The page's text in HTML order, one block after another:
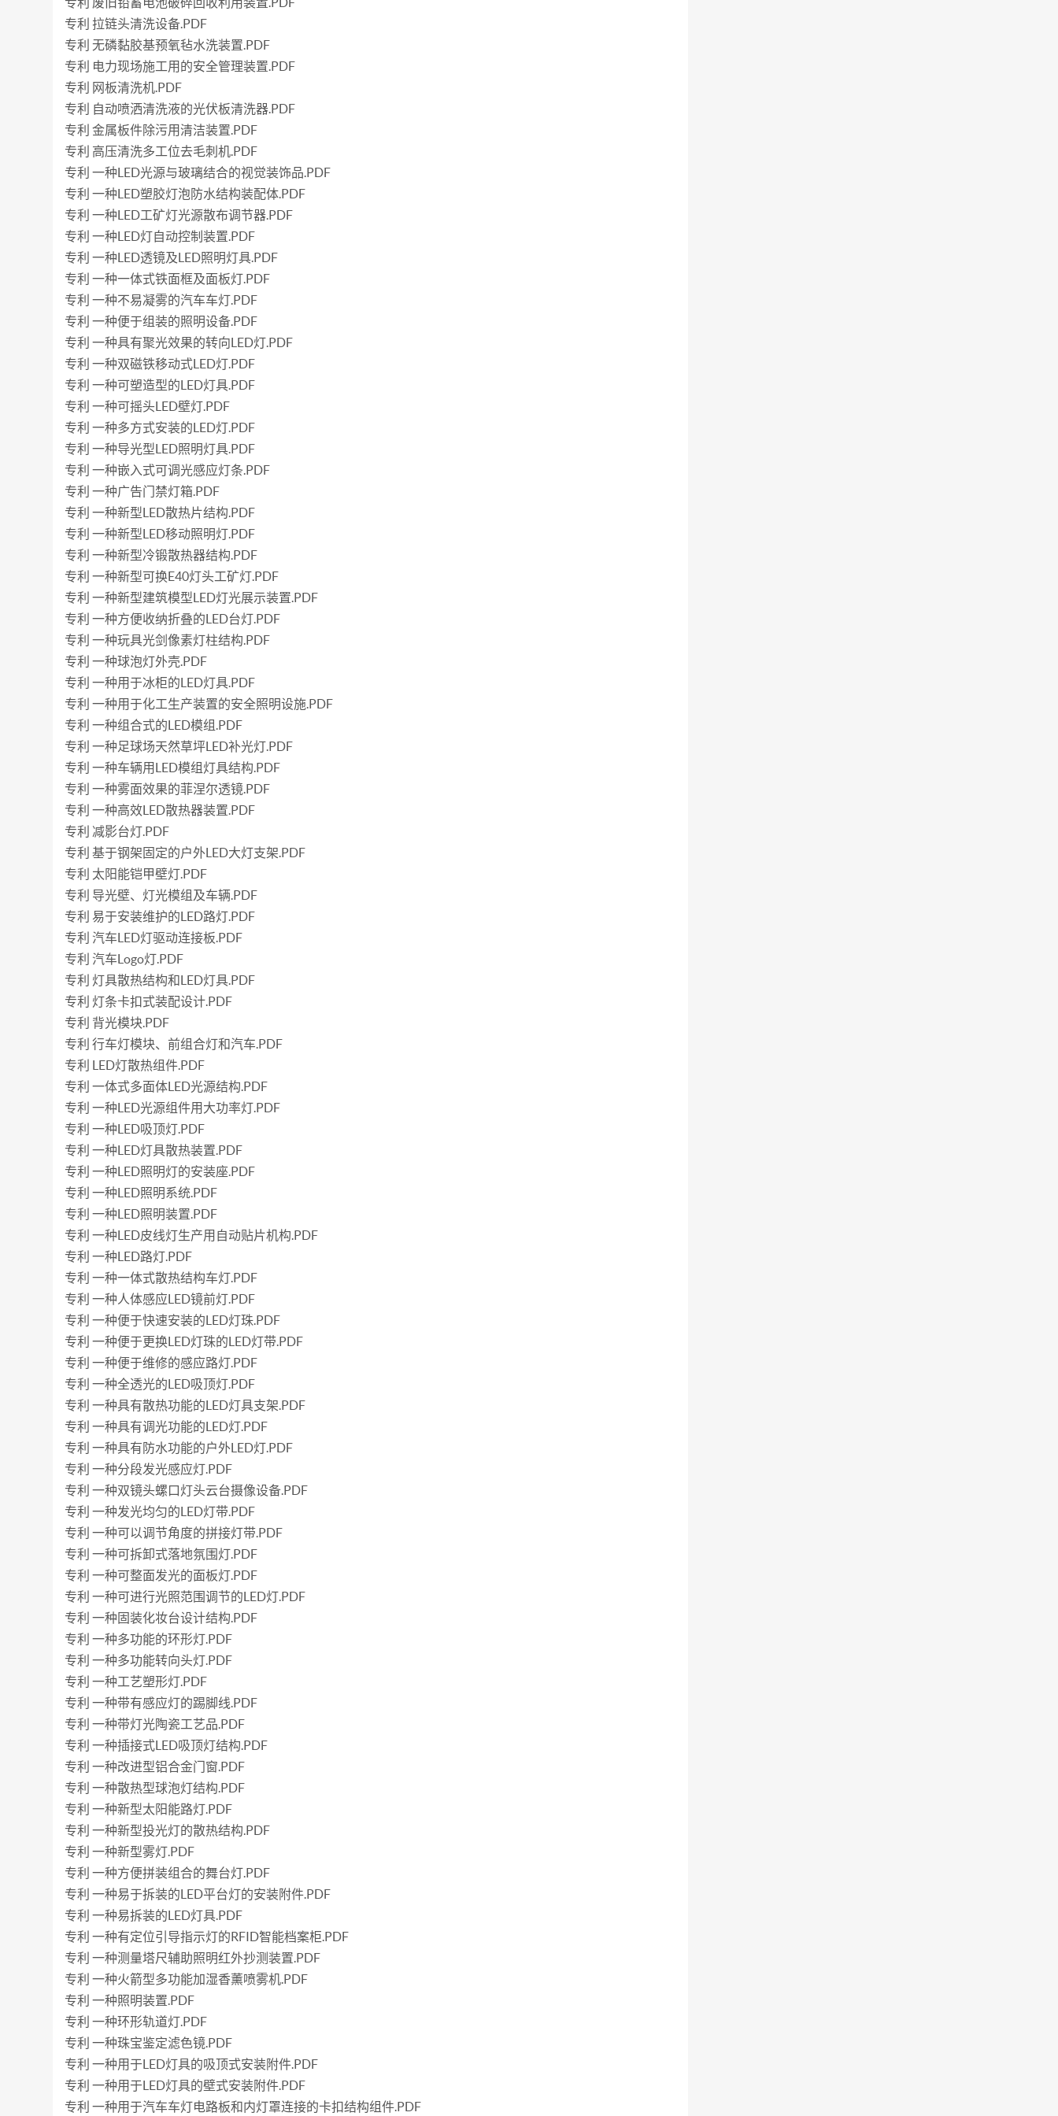
专利 拉链头清洗设备.PDF
专利 无磷黏胶基预氧毡水洗装置.PDF
专利 电力现场施工用的安全管理装置.PDF
专利 网板清洗机.PDF
专利 自动喷洒清洗液的光伏板清洗器.PDF
专利 金属板件除污用清洁装置.PDF
专利 高压清洗多工位去毛刺机.PDF
专利 一种LED光源与玻璃结合的视觉装饰品.PDF
专利 一种LED塑胶灯泡防水结构装配体.PDF
专利 一种LED工矿灯光源散布调节器.PDF
专利 一种LED灯自动控制装置.PDF
专利 一种LED透镜及LED照明灯具.PDF
专利 一种一体式铁面框及面板灯.PDF
专利 一种不易凝雾的汽车车灯.PDF
专利 一种便于组装的照明设备.PDF
专利 一种具有聚光效果的转向LED灯.PDF
专利 一种双磁铁移动式LED灯.PDF
专利 一种可塑造型的LED灯具.PDF
专利 一种可摇头LED壁灯.PDF
专利 一种多方式安装的LED灯.PDF
专利 一种导光型LED照明灯具.PDF
专利 一种嵌入式可调光感应灯条.PDF
专利 一种广告门禁灯箱.PDF
专利 一种新型LED散热片结构.PDF
专利 一种新型LED移动照明灯.PDF
专利 一种新型冷锻散热器结构.PDF
专利 一种新型可换E40灯头工矿灯.PDF
专利 一种新型建筑模型LED灯光展示装置.PDF
专利 一种方便收纳折叠的LED台灯.PDF
专利 一种玩具光剑像素灯柱结构.PDF
专利 一种球泡灯外壳.PDF
专利 一种用于冰柜的LED灯具.PDF
专利 一种用于化工生产装置的安全照明设施.PDF
专利 一种组合式的LED模组.PDF
专利 一种足球场天然草坪LED补光灯.PDF
专利 一种车辆用LED模组灯具结构.PDF
专利 一种雾面效果的菲涅尔透镜.PDF
专利 一种高效LED散热器装置.PDF
专利 减影台灯.PDF
专利 基于钢架固定的户外LED大灯支架.PDF
专利 太阳能铠甲壁灯.PDF
专利 导光壁、灯光模组及车辆.PDF
专利 易于安装维护的LED路灯.PDF
专利 汽车LED灯驱动连接板.PDF
专利 汽车Logo灯.PDF
专利 灯具散热结构和LED灯具.PDF
专利 灯条卡扣式装配设计.PDF
专利 背光模块.PDF
专利 行车灯模块、前组合灯和汽车.PDF
专利 LED灯散热组件.PDF
专利 一体式多面体LED光源结构.PDF
专利 一种LED光源组件用大功率灯.PDF
专利 一种LED吸顶灯.PDF
专利 一种LED灯具散热装置.PDF
专利 一种LED照明灯的安装座.PDF
专利 一种LED照明系统.PDF
专利 一种LED照明装置.PDF
专利 一种LED皮线灯生产用自动贴片机构.PDF
专利 一种LED路灯.PDF
专利 一种一体式散热结构车灯.PDF
专利 一种人体感应LED镜前灯.PDF
专利 一种便于快速安装的LED灯珠.PDF
专利 一种便于更换LED灯珠的LED灯带.PDF
专利 一种便于维修的感应路灯.PDF
专利 一种全透光的LED吸顶灯.PDF
专利 一种具有散热功能的LED灯具支架.PDF
专利 一种具有调光功能的LED灯.PDF
专利 一种具有防水功能的户外LED灯.PDF
专利 一种分段发光感应灯.PDF
专利 一种双镜头螺口灯头云台摄像设备.PDF
专利 一种发光均匀的LED灯带.PDF
专利 一种可以调节角度的拼接灯带.PDF
专利 一种可拆卸式落地氛围灯.PDF
专利 一种可整面发光的面板灯.PDF
专利 一种可进行光照范围调节的LED灯.PDF
专利 一种固装化妆台设计结构.PDF
专利 一种多功能的环形灯.PDF
专利 一种多功能转向头灯.PDF
专利 一种工艺塑形灯.PDF
专利 一种带有感应灯的踢脚线.PDF
专利 一种带灯光陶瓷工艺品.PDF
专利 一种插接式LED吸顶灯结构.PDF
专利 一种改进型铝合金门窗.PDF
专利 一种散热型球泡灯结构.PDF
专利 一种新型太阳能路灯.PDF
专利 一种新型投光灯的散热结构.PDF
专利 一种新型雾灯.PDF
专利 一种方便拼装组合的舞台灯.PDF
专利 一种易于拆装的LED平台灯的安装附件.PDF
专利 一种易拆装的LED灯具.PDF
专利 一种有定位引导指示灯的RFID智能档案柜.PDF
专利 一种测量塔尺辅助照明红外抄测装置.PDF
专利 一种火箭型多功能加湿香薰喷雾机.PDF
专利 一种照明装置.PDF
专利 一种环形轨道灯.PDF
专利 一种珠宝鉴定滤色镜.PDF
专利 一种用于LED灯具的吸顶式安装附件.PDF
专利 一种用于LED灯具的壁式安装附件.PDF
专利 一种用于汽车车灯电路板和内灯罩连接的卡扣结构组件.PDF